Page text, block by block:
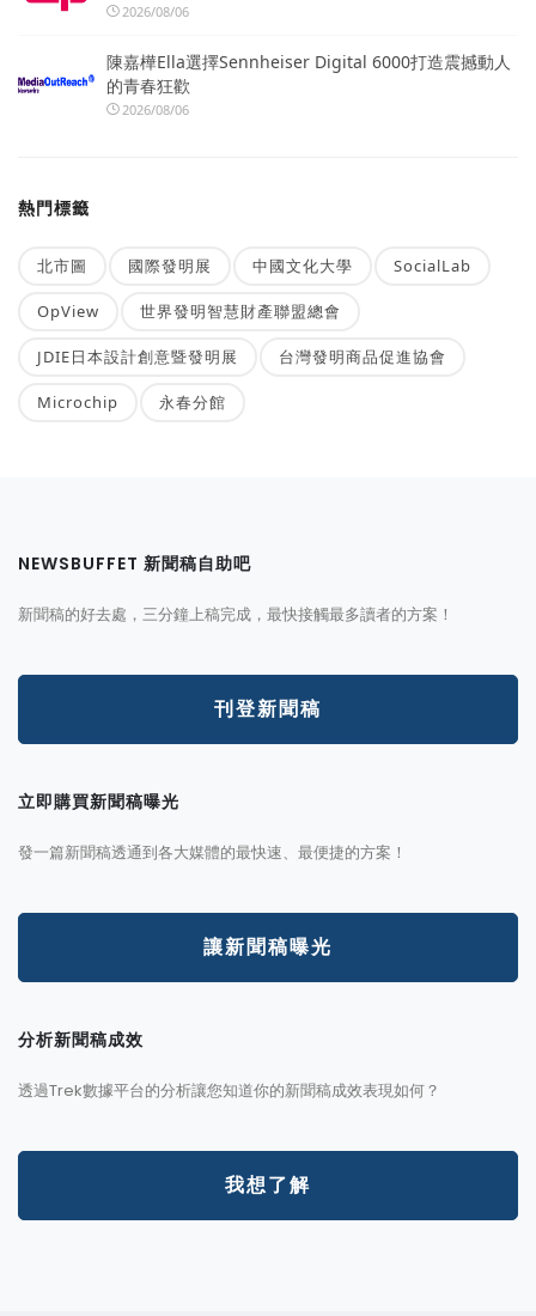
2026/08/06
陳嘉樺Ella選擇Sennheiser Digital 6000打造震撼動人
的青春狂歡
2026/08/06
熱門標籤
北市圖 國際發明展 中國文化大學 SocialLab
OpView 世界發明智慧財產聯盟總會
JDIE日本設計創意暨發明展 台灣發明商品促進協會
Microchip 永春分館
NEWSBUFFET 新聞稿自助吧
新聞稿的好去處，三分鐘上稿完成，最快接觸最多讀者的方案！
刊登新聞稿
立即購買新聞稿曝光
發一篇新聞稿透通到各大媒體的最快速、最便捷的方案！
讓新聞稿曝光
分析新聞稿成效
透過Trek數據平台的分析讓您知道你的新聞稿成效表現如何？
我想了解